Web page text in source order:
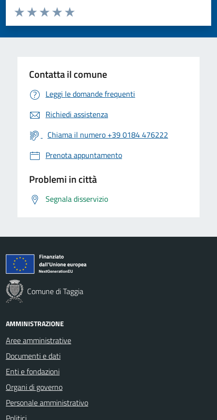
Valuta da 1 a 5 stelle la pagina
Valuta 5 stelle su 5
Valuta 4 stelle su 5
Valuta 3 stelle su 5
Valuta 2 stelle su 5
Valuta 1 stelle su 5
Contatta il comune
Leggi le domande frequenti
Richiedi assistenza
Chiama il numero +39 0184 476222
Prenota appuntamento
Problemi in città
Segnala disservizio
Comune di Taggia
AMMINISTRAZIONE
Aree amministrative
Documenti e dati
Enti e fondazioni
Organi di governo
Personale amministrativo